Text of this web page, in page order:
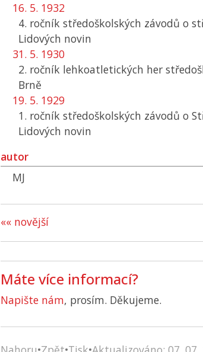
16. 5. 1932
4. ročník středoškolských závodů o
Lidových novin
31. 5. 1930
2. ročník lehkoatletických her
Brně
19. 5. 1929
1. ročník středoškolských závodů o
Lidových novin
autor
MJ
«« novější
Máte více informací?
Napište nám, prosím. Děkujeme.